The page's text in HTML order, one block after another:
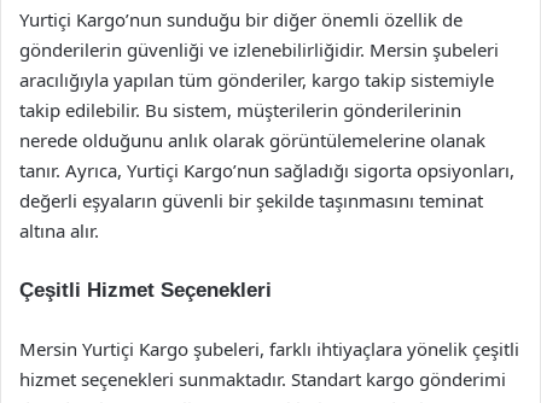
Yurtiçi Kargo’nun sunduğu bir diğer önemli özellik de
gönderilerin güvenliği ve izlenebilirliğidir. Mersin şubeleri
aracılığıyla yapılan tüm gönderiler, kargo takip sistemiyle
takip edilebilir. Bu sistem, müşterilerin gönderilerinin
nerede olduğunu anlık olarak görüntülemelerine olanak
tanır. Ayrıca, Yurtiçi Kargo’nun sağladığı sigorta opsiyonları,
değerli eşyaların güvenli bir şekilde taşınmasını teminat
altına alır.
Çeşitli Hizmet Seçenekleri
Mersin Yurtiçi Kargo şubeleri, farklı ihtiyaçlara yönelik çeşitli
hizmet seçenekleri sunmaktadır. Standart kargo gönderimi